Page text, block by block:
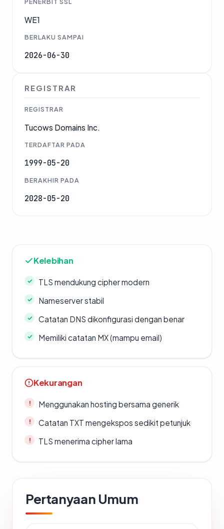
PENERBIT SSL
WE1
BERLAKU SAMPAI
2026-06-30
REGISTRAR
REGISTRAR
Tucows Domains Inc.
TERDAFTAR PADA
1999-05-20
BERAKHIR PADA
2028-05-20
Kelebihan
TLS mendukung cipher modern
Nameserver stabil
Catatan DNS dikonfigurasi dengan benar
Memiliki catatan MX (mampu email)
Kekurangan
Menggunakan hosting bersama generik
Catatan TXT mengekspos sedikit petunjuk
TLS menerima cipher lama
Pertanyaan Umum